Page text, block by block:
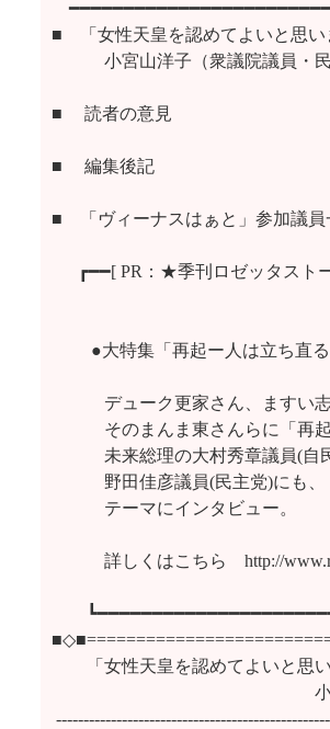
■　「女性天皇を認めてよいと思い
小宮山洋子（衆議院議員・民
■　 読者の意見
■ 　編集後記
■　「ヴィーナスはぁと」参加議員
　┏━━[ PR：★季刊ロゼッタスト
●大特集「再起ー人は立ち直る
デューク更家さん、ますい志
そのまんま東さんらに「再起
未来総理の大村秀章議員(自民
野田佳彦議員(民主党)にも、
テーマにインタビュー。
詳しくはこちら　http://
「女性天皇を認めてよいと思
小宮山洋子（衆議